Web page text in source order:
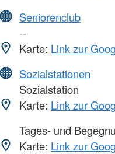
Seniorenclub
--
Karte: Link zur
Sozialstationen
Sozialstation
Karte: Link zur
Tages- und
Karte: Link zur